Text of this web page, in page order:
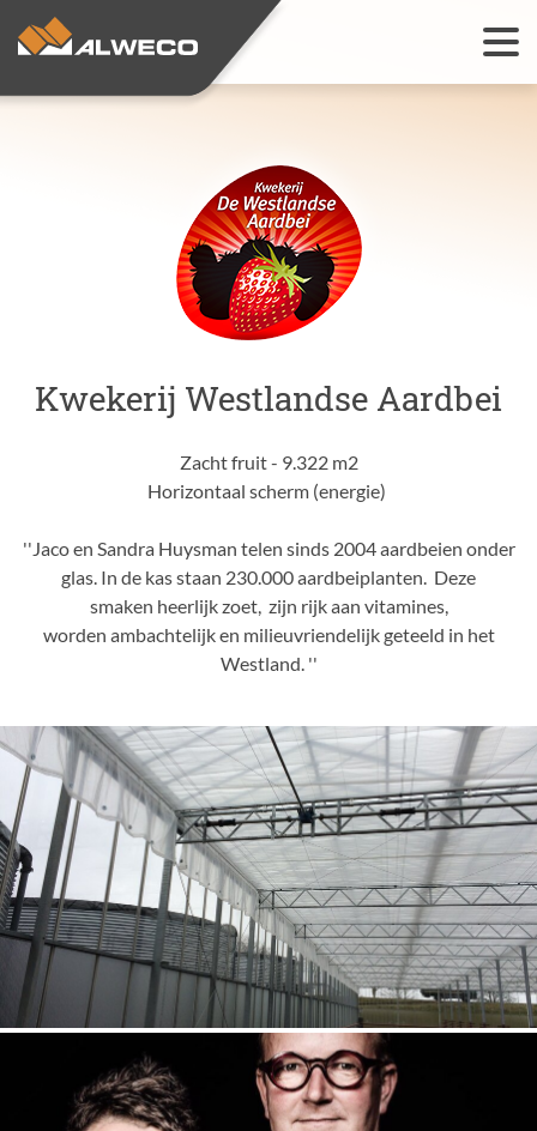
Kwekerij Westlandse Aardbei
Zacht fruit - 9.322 m2
Horizontaal scherm (energie)
''Jaco en Sandra Huysman telen sinds 2004 aardbeien onder
glas. In de kas staan 230.000 aardbeiplanten. Deze
smaken heerlijk zoet, zijn rijk aan vitamines,
worden ambachtelijk en milieuvriendelijk geteeld in het
Westland. ''